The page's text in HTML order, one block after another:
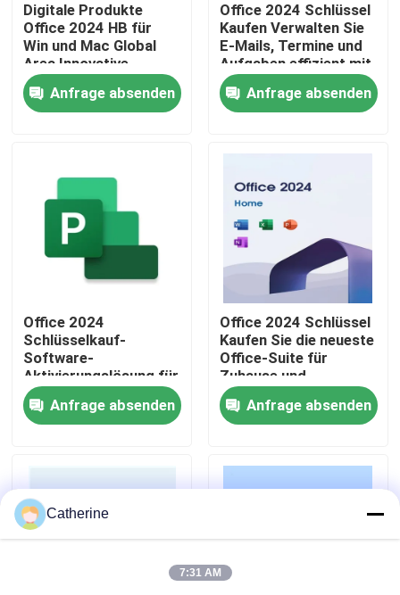
Zu Hause
Über uns
Kontakt mit uns
Neuigkeiten
Office 2024 Schlüssel kaufen
Berufsplus des Büros 2021
Digitale Produkte
Office 2024 HB für
Win und Mac Global
Area Innovative
Funktionen zur
Optimierung von
Dokumentenmanagementprozessen
Anfrage absenden
Office 2024 Schlüssel
Kaufen Verwalten Sie
E-Mails, Termine und
Aufgaben effizient mit
nahtloser Integration
über Office-
Anwendungen
Anfrage absenden
Office 2024
Schlüsselkauf-
Software-
Aktivierungslösung für
nahtlose Produktivität
und Geschäftsabläufe
auf mehreren Geräten
Anfrage absenden
Office 2024 Schlüssel
Kaufen Sie die neueste
Office-Suite für
Zuhause und
Universität mit
verbesserter
Sicherheit,
und KI-gestützten
Anfrage absenden
Catherine
7:31 AM